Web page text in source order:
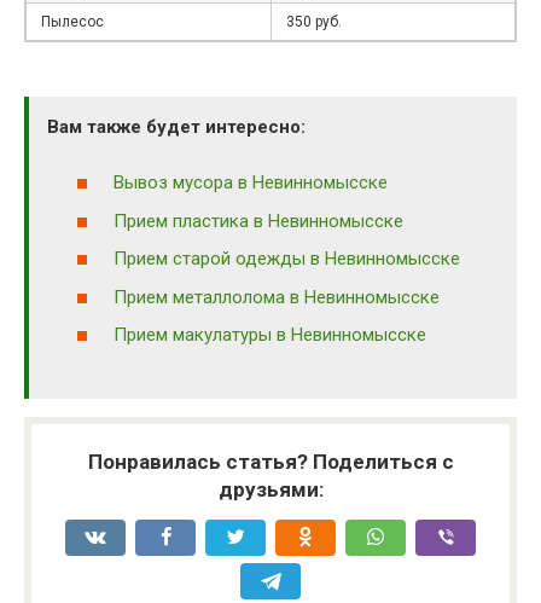
Пылесос 350 руб.
Вам также будет интересно:
Вывоз мусора в Невинномысске
Прием пластика в Невинномысске
Прием старой одежды в Невинномысске
Прием металлолома в Невинномысске
Прием макулатуры в Невинномысске
Понравилась статья? Поделиться с
друзьями: